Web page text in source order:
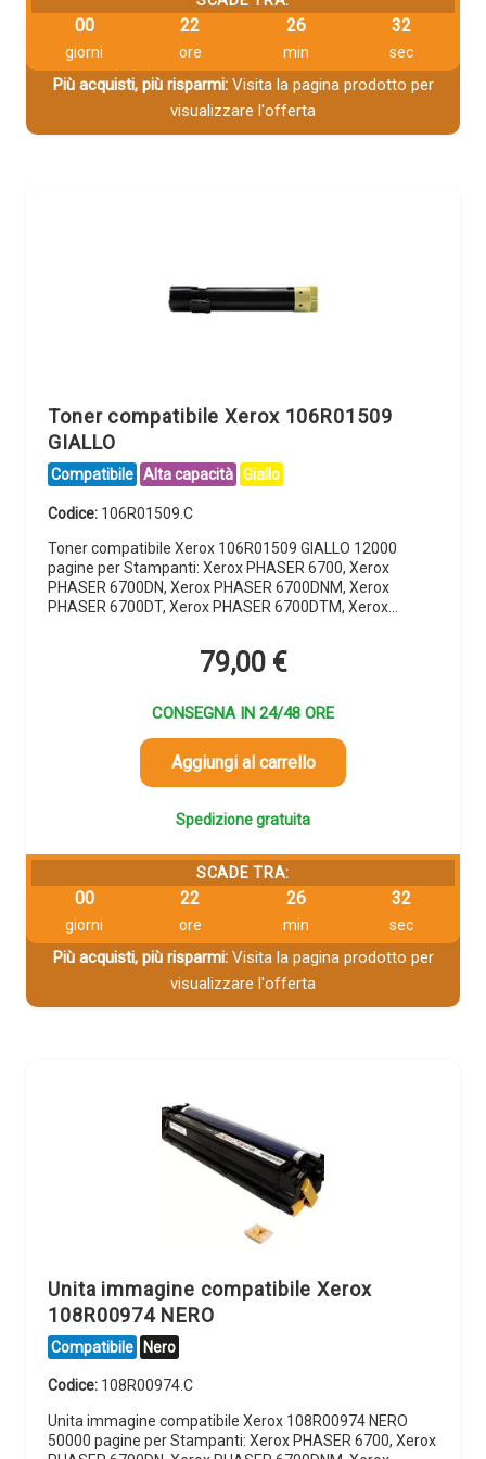
00
giorni
22
ore
26
min
31
sec
Più acquisti, più risparmi:Visita la pagina prodotto per
visualizzare l'offerta
Toner compatibile Xerox 106R01509
GIALLO
Compatibile Alta capacità Giallo
Codice: 106R01509.C
Toner compatibile Xerox 106R01509 GIALLO 12000
pagine per Stampanti: Xerox PHASER 6700, Xerox
PHASER 6700DN, Xerox PHASER 6700DNM, Xerox
PHASER 6700DT, Xerox PHASER 6700DTM, Xerox…
79,00 €
CONSEGNA IN 24/48 ORE
Aggiungi al carrello
Spedizione gratuita
SCADE TRA:
00
giorni
22
ore
26
min
31
sec
Più acquisti, più risparmi:Visita la pagina prodotto per
visualizzare l'offerta
Unita immagine compatibile Xerox
108R00974 NERO
Compatibile Nero
Codice: 108R00974.C
Unita immagine compatibile Xerox 108R00974 NERO
50000 pagine per Stampanti: Xerox PHASER 6700, Xerox